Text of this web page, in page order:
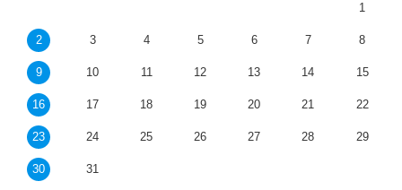
1
2 3 4 5 6 7 8
9 10 11 12 13 14 15
16 17 18 19 20 21 22
23 24 25 26 27 28 29
30 31